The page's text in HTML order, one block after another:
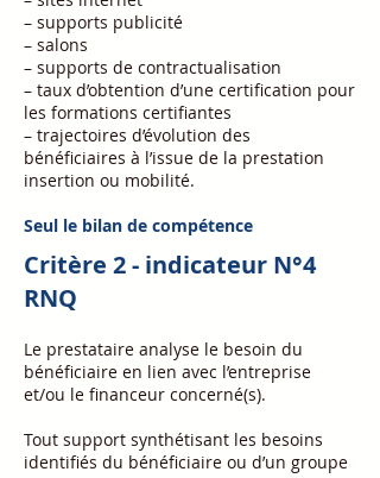
– supports publicité
– salons
– supports de contractualisation
– taux d’obtention d’une certification pour
les formations certifiantes
– trajectoires d’évolution des
bénéficiaires à l’issue de la prestation
insertion ou mobilité.
Seul le bilan de compétence
Critère 2 - indicateur N°4
RNQ
Le prestataire analyse le besoin du
bénéficiaire en lien avec l’entreprise
et/ou le financeur concerné(s).
Tout support synthétisant les besoins
identifiés du bénéficiaire ou d’un groupe